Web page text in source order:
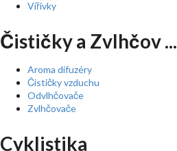
Vířivky
Čističky a Zvlhčov ...
Aroma difuzéry
Čističky vzduchu
Odvlhčovače
Zvlhčovače
Cyklistika